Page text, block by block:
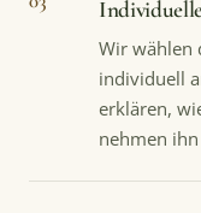
Wir wählen
individuell
erklären,
nehmen